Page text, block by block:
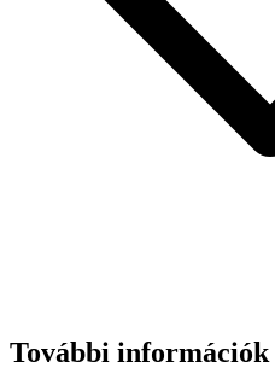
További információk